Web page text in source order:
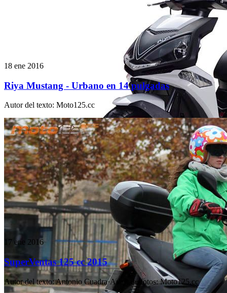
18 ene 2016
Riya Mustang - Urbano en 14 pulgadas
Autor del texto: Moto125.cc
17 ene 2016
SuperVentas 125 cc 2015
Autor del texto: Antonio Cuadra·Autor de fotos: Moto125.cc